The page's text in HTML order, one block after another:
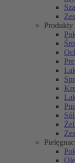
Produkty